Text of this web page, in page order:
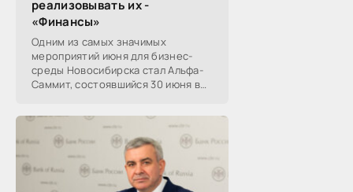
реализовывать их -
«Финансы»
Одним из самых значимых
мероприятий июня для бизнес-
среды Новосибирска стал Альфа-
Саммит, состоявшийся 30 июня в
«Победа». Его участниками
выступили эксперты,